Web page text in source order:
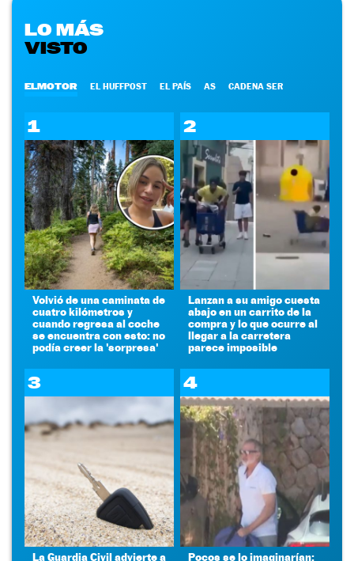
LO MÁS
VISTO
ELMOTOR EL HUFFPOST EL PAÍS AS CADENA SER
1
Volvió de una caminata de
cuatro kilómetros y
cuando regresa al coche
se encuentra con esto: no
podía creer la 'sorpresa'
2
Lanzan a su amigo cuesta
abajo en un carrito de la
compra y lo que ocurre al
llegar a la carretera
parece imposible
3
La Guardia Civil advierte a
4
Pocos se lo imaginarían: